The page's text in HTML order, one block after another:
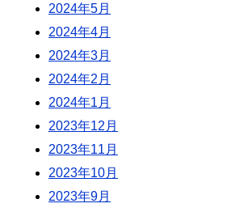
2024年5月
2024年4月
2024年3月
2024年2月
2024年1月
2023年12月
2023年11月
2023年10月
2023年9月